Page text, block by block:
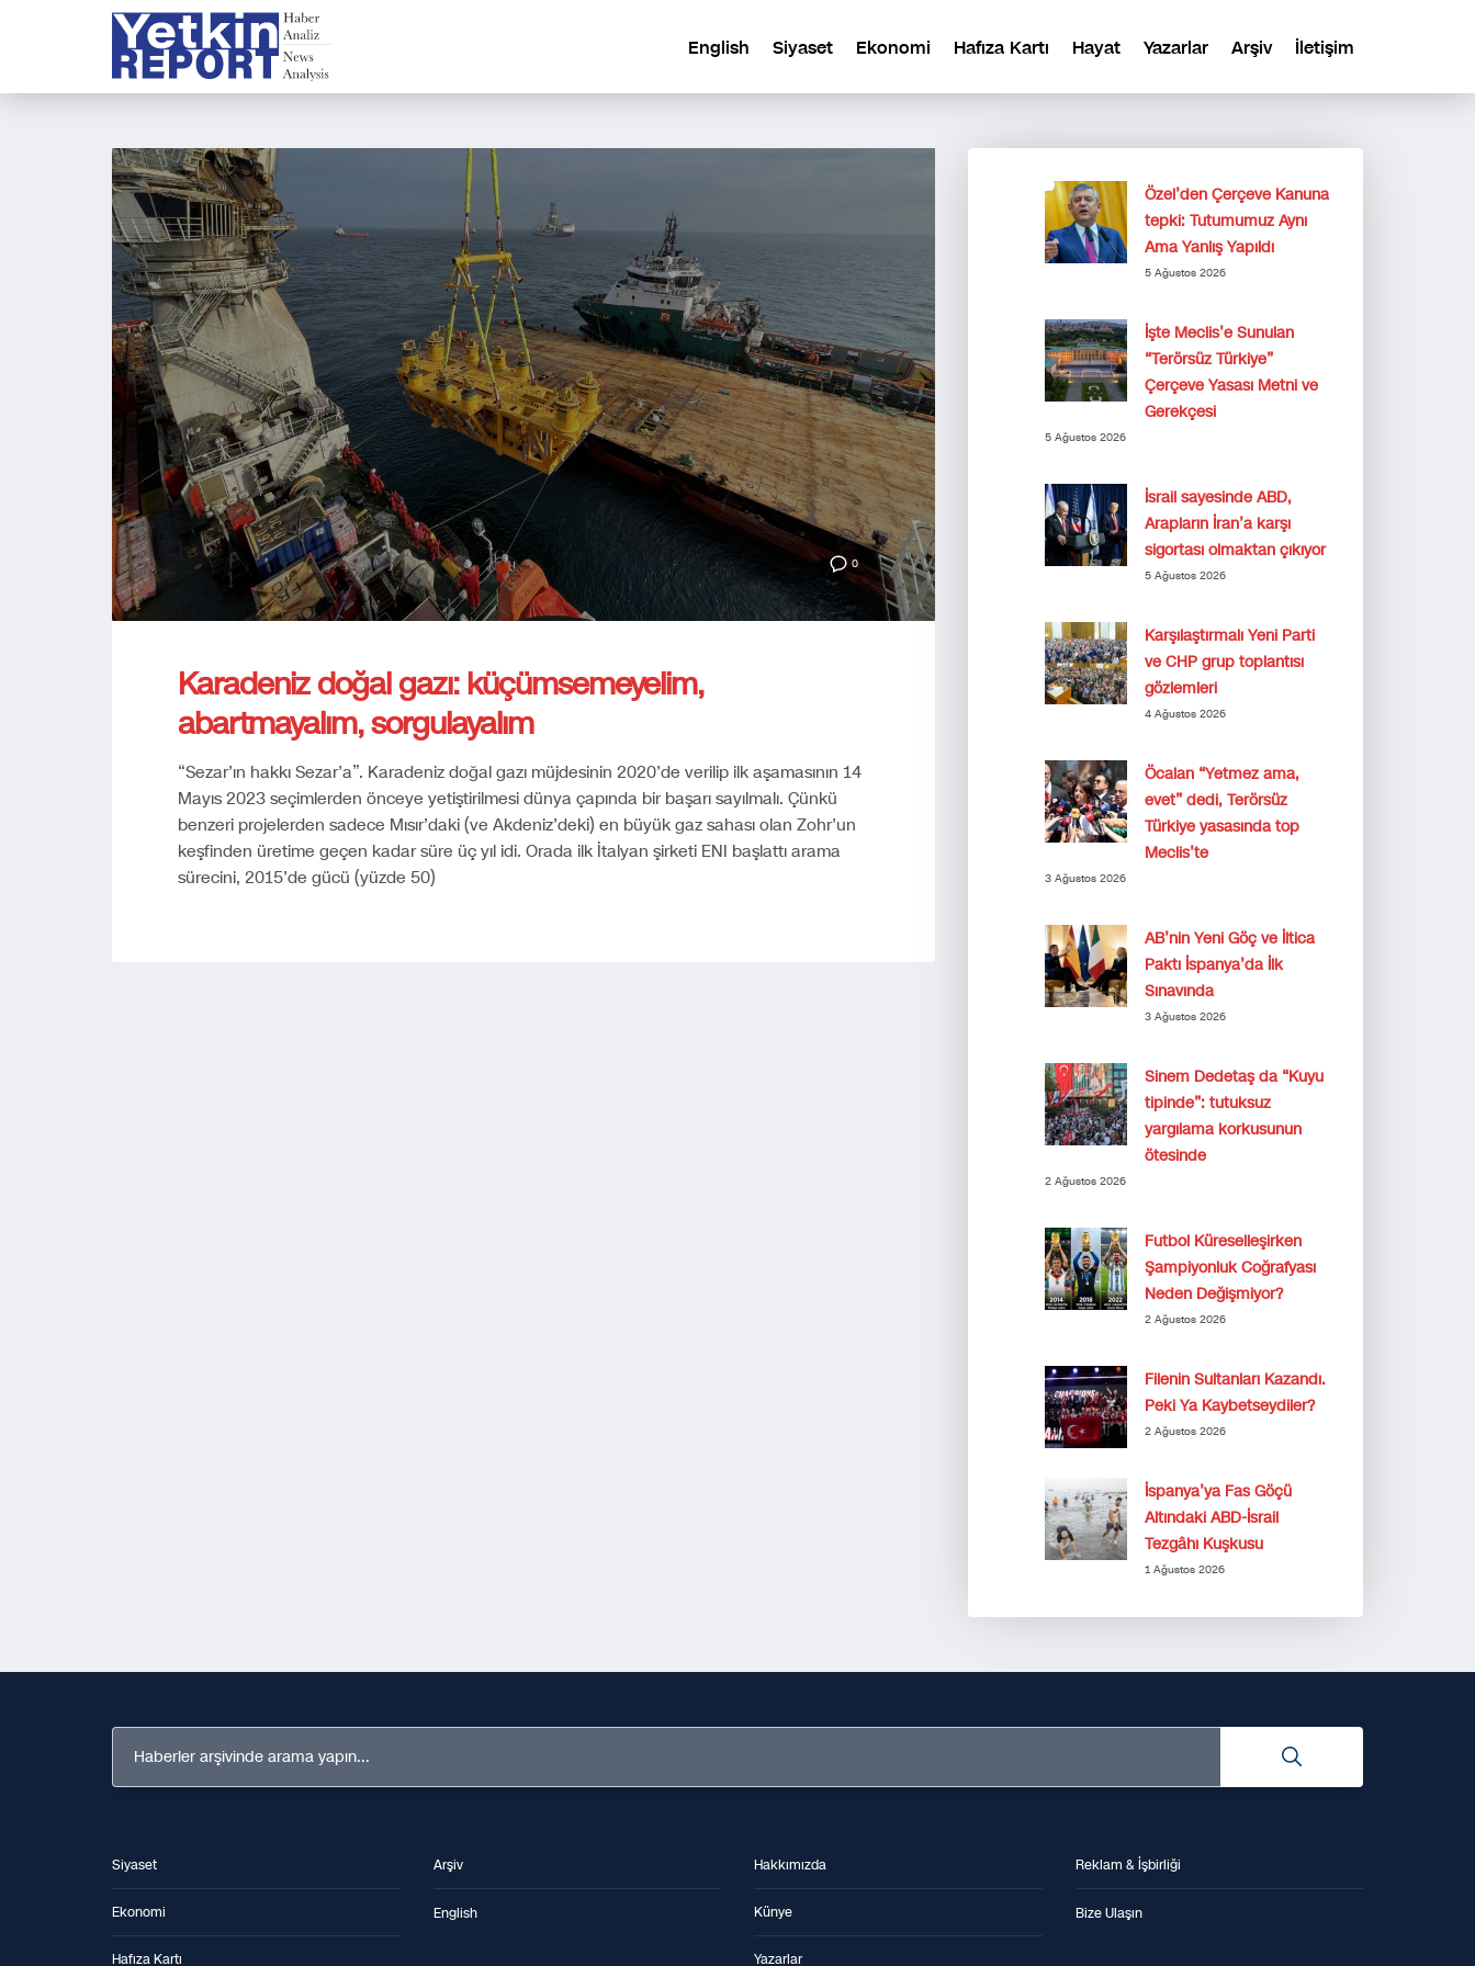
English Siyaset Ekonomi Hafıza Kartı Hayat Yazarlar Arşiv İletişim
0
Karadeniz doğal gazı: küçümsemeyelim,
abartmayalım, sorgulayalım
“Sezar’ın hakkı Sezar’a”. Karadeniz doğal gazı müjdesinin 2020’de verilip ilk aşamasının 14
Mayıs 2023 seçimlerden önceye yetiştirilmesi dünya çapında bir başarı sayılmalı. Çünkü
benzeri projelerden sadece Mısır’daki (ve Akdeniz’deki) en büyük gaz sahası olan Zohr’un
keşfinden üretime geçen kadar süre üç yıl idi. Orada ilk İtalyan şirketi ENI başlattı arama
sürecini, 2015’de gücü (yüzde 50)
Özel’den Çerçeve Kanuna
tepki: Tutumumuz Aynı
Ama Yanlış Yapıldı
5 Ağustos 2026
İşte Meclis’e Sunulan
“Terörsüz Türkiye”
Çerçeve Yasası Metni ve
Gerekçesi
5 Ağustos 2026
İsrail sayesinde ABD,
Arapların İran’a karşı
sigortası olmaktan çıkıyor
5 Ağustos 2026
Karşılaştırmalı Yeni Parti
ve CHP grup toplantısı
gözlemleri
4 Ağustos 2026
Öcalan “Yetmez ama,
evet” dedi, Terörsüz
Türkiye yasasında top
Meclis’te
3 Ağustos 2026
AB’nin Yeni Göç ve İltica
Paktı İspanya’da İlk
Sınavında
3 Ağustos 2026
Sinem Dedetaş da “Kuyu
tipinde”: tutuksuz
yargılama korkusunun
ötesinde
2 Ağustos 2026
Futbol Küreselleşirken
Şampiyonluk Coğrafyası
Neden Değişmiyor?
2 Ağustos 2026
Filenin Sultanları Kazandı.
Peki Ya Kaybetseydiler?
2 Ağustos 2026
İspanya’ya Fas Göçü
Altındaki ABD-İsrail
Tezgâhı Kuşkusu
1 Ağustos 2026
Haberler arşivinde arama yapın...
Siyaset
Ekonomi
Hafıza Kartı
Arşiv
English
Hakkımızda
Künye
Yazarlar
Reklam & İşbirliği
Bize Ulaşın